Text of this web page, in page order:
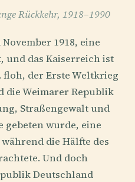
Rückkehr, 1918–1990
1918, eine
das Kaiserreich ist
der Erste Weltkrieg
die Weimarer Republik
Straßengewalt und
gebeten wurde, eine
die Hälfte des
Und doch
Deutschland